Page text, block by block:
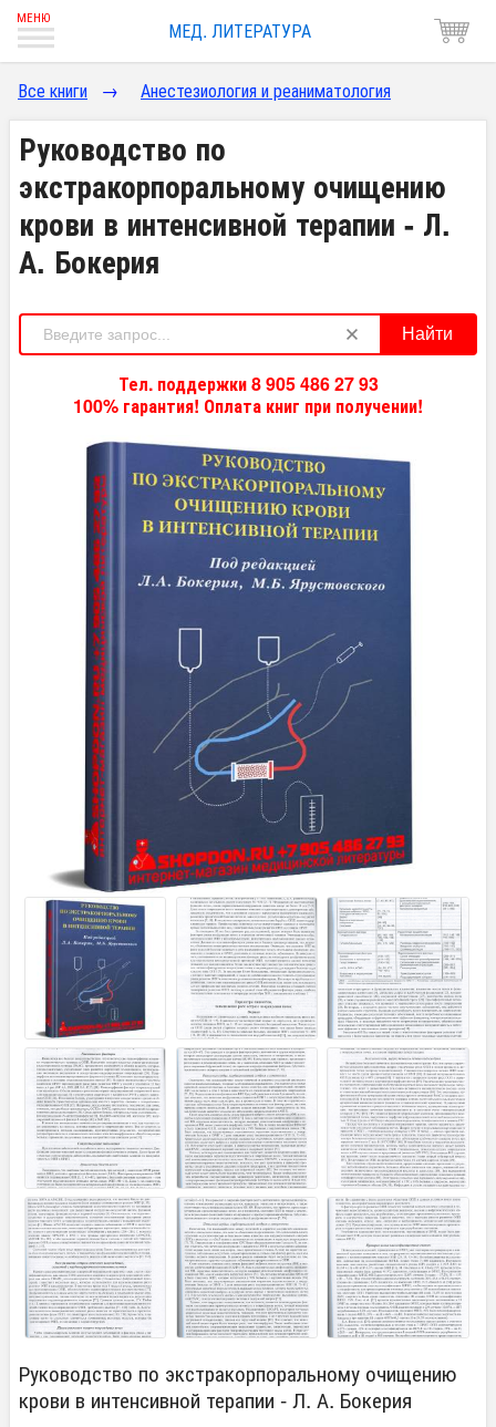
МЕД. ЛИТЕРАТУРА
Все книги → Анестезиология и реаниматология
Руководство по
экстракорпоральному очищению
крови в интенсивной терапии - Л.
А. Бокерия
Найти
Тел. поддержки 8 905 486 27 93
100% гарантия! Оплата книг при получении!
Руководство по экстракорпоральному очищению
крови в интенсивной терапии - Л. А. Бокерия